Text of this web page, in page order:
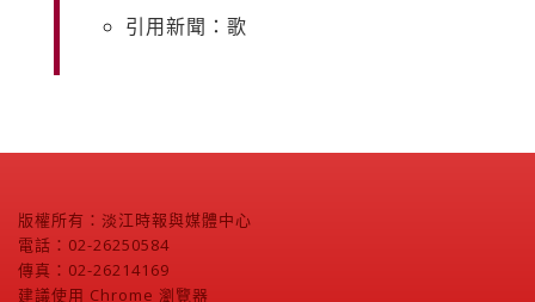
引用新聞：歌
版權所有：淡江時報與媒體中心
電話：02-26250584
傳真：02-26214169
建議使用 Chrome 瀏覽器